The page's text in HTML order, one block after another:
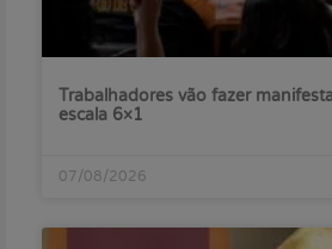
Trabalhadores vão fazer
escala 6×1
07/08/2026